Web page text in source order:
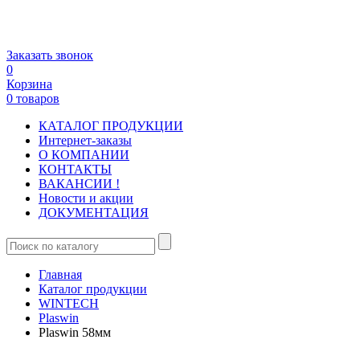
Заказать звонок
0
Корзина
0 товаров
КАТАЛОГ ПРОДУКЦИИ
Интернет-заказы
О КОМПАНИИ
КОНТАКТЫ
ВАКАНСИИ !
Новости и акции
ДОКУМЕНТАЦИЯ
Главная
Каталог продукции
WINTECH
Plaswin
Plaswin 58мм